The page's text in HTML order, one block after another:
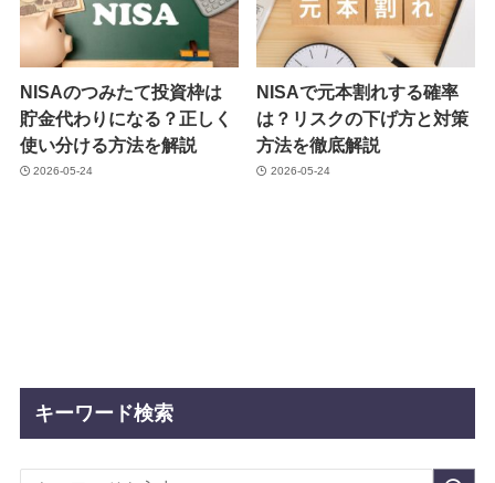
NISAのつみたて投資枠は
貯金代わりになる？正しく
使い分ける方法を解説
2026-05-24
NISAで元本割れする確率
は？リスクの下げ方と対策
方法を徹底解説
2026-05-24
キーワード検索